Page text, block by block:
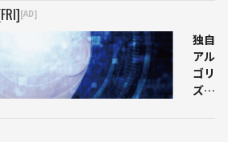
スト
が妥
協せ
ず最
「検
査の
作業
時間
[AD]
独自
アル
ゴリ
ズム